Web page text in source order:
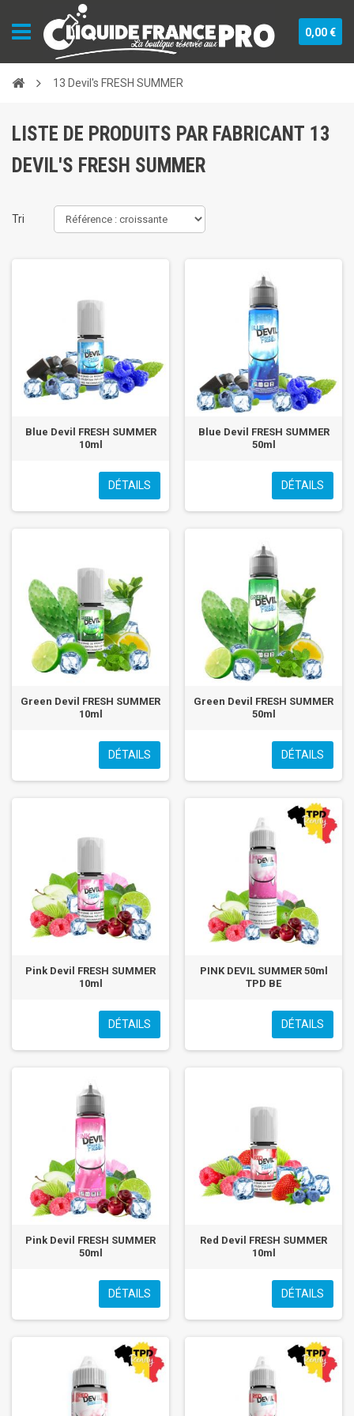
0,00 €
13 Devil's FRESH SUMMER
LISTE DE PRODUITS PAR FABRICANT 13
DEVIL'S FRESH SUMMER
Tri
Blue Devil FRESH SUMMER
10ml
DÉTAILS
Blue Devil FRESH SUMMER
50ml
DÉTAILS
Green Devil FRESH SUMMER
10ml
DÉTAILS
Green Devil FRESH SUMMER
50ml
DÉTAILS
Pink Devil FRESH SUMMER
10ml
DÉTAILS
PINK DEVIL SUMMER 50ml
TPD BE
DÉTAILS
Pink Devil FRESH SUMMER
50ml
DÉTAILS
Red Devil FRESH SUMMER
10ml
DÉTAILS